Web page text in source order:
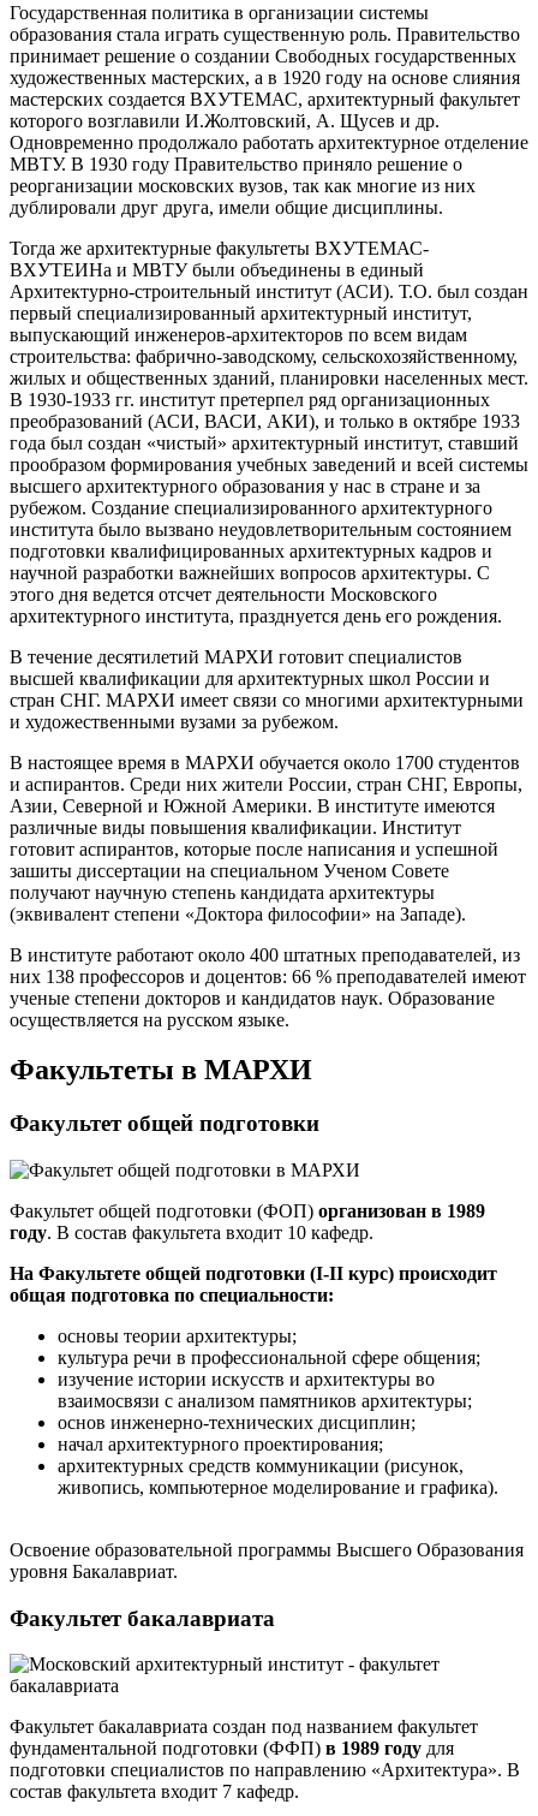
Государственная политика в организации системы
образования стала играть существенную роль. Правительство
принимает решение о создании Свободных государственных
художественных мастерских, а в 1920 году на основе слияния
мастерских создается ВХУТЕМАС, архитектурный факультет
которого возглавили И.Жолтовский, А. Щусев и др.
Одновременно продолжало работать архитектурное отделение
МВТУ. В 1930 году Правительство приняло решение о
реорганизации московских вузов, так как многие из них
дублировали друг друга, имели общие дисциплины.
Тогда же архитектурные факультеты ВХУТЕМАС-
ВХУТЕИНа и МВТУ были объединены в единый
Архитектурно-строительный институт (АСИ). Т.О. был создан
первый специализированный архитектурный институт,
выпускающий инженеров-архитекторов по всем видам
строительства: фабрично-заводскому, сельскохозяйственному,
жилых и общественных зданий, планировки населенных мест.
В 1930-1933 гг. институт претерпел ряд организационных
преобразований (АСИ, ВАСИ, АКИ), и только в октябре 1933
года был создан «чистый» архитектурный институт, ставший
прообразом формирования учебных заведений и всей системы
высшего архитектурного образования у нас в стране и за
рубежом. Создание специализированного архитектурного
института было вызвано неудовлетворительным состоянием
подготовки квалифицированных архитектурных кадров и
научной разработки важнейших вопросов архитектуры. С
этого дня ведется отсчет деятельности Московского
архитектурного института, празднуется день его рождения.
В течение десятилетий МАРХИ готовит специалистов
высшей квалификации для архитектурных школ России и
стран СНГ. МАРХИ имеет связи со многими архитектурными
и художественными вузами за рубежом.
В настоящее время в МАРХИ обучается около 1700 студентов
и аспирантов. Среди них жители России, стран СНГ, Европы,
Азии, Северной и Южной Америки. В институте имеются
различные виды повышения квалификации. Институт
готовит аспирантов, которые после написания и успешной
зашиты диссертации на специальном Ученом Совете
получают научную степень кандидата архитектуры
(эквивалент степени «Доктора философии» на Западе).
В институте работают около 400 штатных преподавателей, из
них 138 профессоров и доцентов: 66 % преподавателей имеют
ученые степени докторов и кандидатов наук. Образование
осуществляется на русском языке.
Факультеты в МАРХИ
Факультет общей подготовки
Факультет общей подготовки (ФОП) организован в 1989
году. В состав факультета входит 10 кафедр.
На Факультете общей подготовки (I-II курс) происходит
общая подготовка по специальности:
основы теории архитектуры;
культура речи в профессиональной сфере общения;
изучение истории искусств и архитектуры во
взаимосвязи с анализом памятников архитектуры;
основ инженерно-технических дисциплин;
начал архитектурного проектирования;
архитектурных средств коммуникации (рисунок,
живопись, компьютерное моделирование и графика).
Освоение образовательной программы Высшего Образования
уровня Бакалавриат.
Факультет бакалавриата
Факультет бакалавриата создан под названием факультет
фундаментальной подготовки (ФФП) в 1989 году для
подготовки специалистов по направлению «Архитектура». В
состав факультета входит 7 кафедр.